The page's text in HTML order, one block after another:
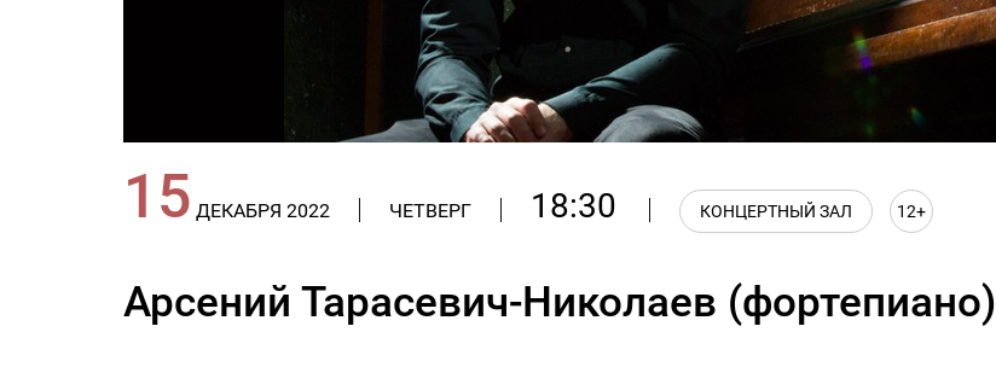
15 ДЕКАБРЯ 2022 ЧЕТВЕРГ 18:30 КОНЦЕРТНЫЙ ЗАЛ 12+
Арсений Тарасевич-Николаев (фортепиано)